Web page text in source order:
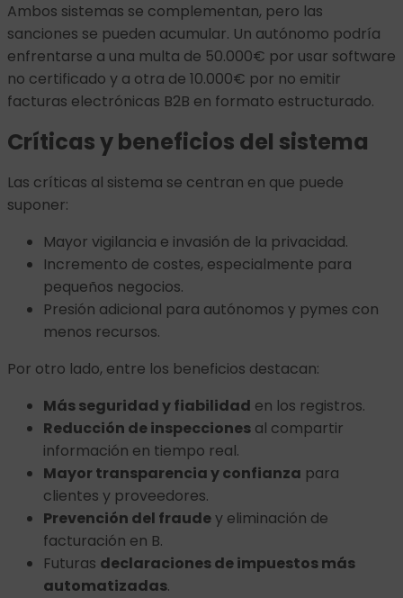
Ambos sistemas se complementan, pero las
sanciones se pueden acumular. Un autónomo podría
enfrentarse a una multa de 50.000€ por usar software
no certificado y a otra de 10.000€ por no emitir
facturas electrónicas B2B en formato estructurado.
Críticas y beneficios del sistema
Las críticas al sistema se centran en que puede
suponer:
Mayor vigilancia e invasión de la privacidad.
Incremento de costes, especialmente para
pequeños negocios.
Presión adicional para autónomos y pymes con
menos recursos.
Por otro lado, entre los beneficios destacan:
Más seguridad y fiabilidad en los registros.
Reducción de inspecciones al compartir
información en tiempo real.
Mayor transparencia y confianza para
clientes y proveedores.
Prevención del fraudey eliminación de
facturación en B.
Futuras declaraciones de impuestos más
automatizadas.